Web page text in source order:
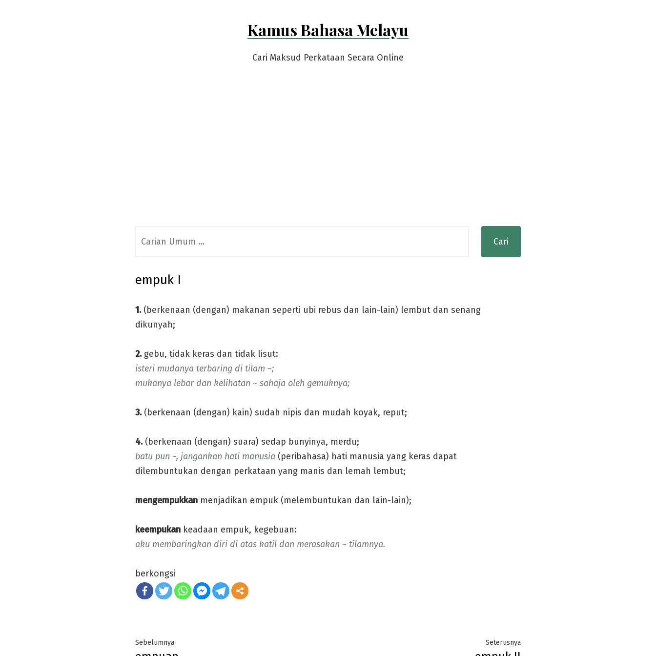
Kamus Bahasa Melayu
Cari Maksud Perkataan Secara Online
for:
empuk I
1.(berkenaan (dengan) makanan seperti ubi rebus dan lain-lain) lembut dan senang
dikunyah;
2.gebu, tidak keras dan tidak lisut:
isteri mudanya terbaring di tilam ~;
mukanya lebar dan kelihatan ~ sahaja oleh gemuknya;
3.(berkenaan (dengan) kain) sudah nipis dan mudah koyak, reput;
4.(berkenaan (dengan) suara) sedap bunyinya, merdu;
batu pun ~, jangankan hati manusia (peribahasa) hati manusia yang keras dapat
dilembuntukan dengan perkataan yang manis dan lemah lembut;
mengempukkan menjadikan empuk (melembuntukan dan lain-lain);
keempukan keadaan empuk, kegebuan:
aku membaringkan diri di atas katil dan merasakan ~ tilamnya.
berkongsi
Post
SebelumnyaPrevious
SeterusnyaNext